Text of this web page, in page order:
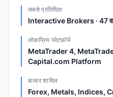
सबसे प्रतिष्ठित
Interactive Brokers · 47
लोकप्रिय प्लेटफ़ॉर्म
MetaTrader 4,
Capital.com Platform
बाजार शामिल
Forex, Metals, Indices,